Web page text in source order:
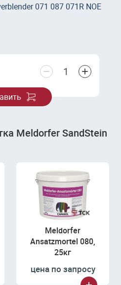
071 087 071R NOE
− +
Meldorfer SandStein
Meldorfer
Ansatzmortel 080,
25кг
цена по запросу